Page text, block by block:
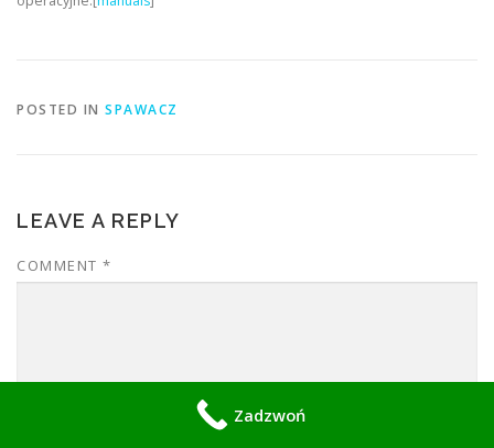
POSTED IN SPAWACZ
LEAVE A REPLY
COMMENT *
Zadzwoń